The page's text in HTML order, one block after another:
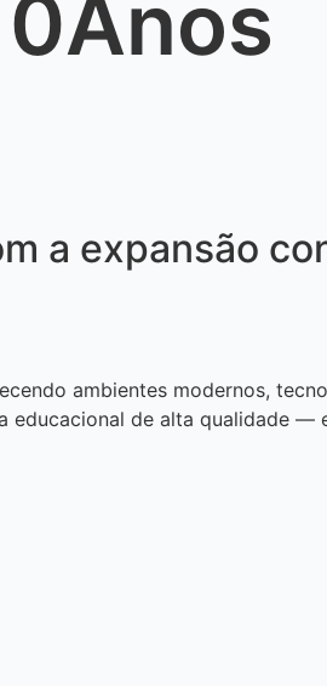
0Anos
a expansão
ambientes modernos,
de alta qualidade —